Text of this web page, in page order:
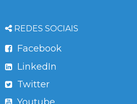
REDES SOCIAIS
Facebook
LinkedIn
Twitter